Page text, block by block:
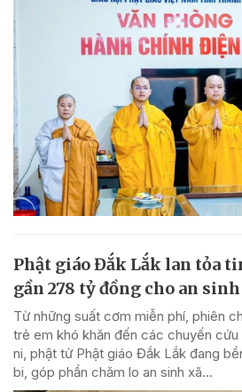
Phật giáo Đắk Lắk lan tỏa
gần 278 tỷ đồng cho an
Từ những suất cơm miễn phí, phiên
trẻ em khó khăn đến các chuyến
ni, phật tử Phật giáo Đắk Lắk đang
bi, góp phần chăm lo an sinh xã...